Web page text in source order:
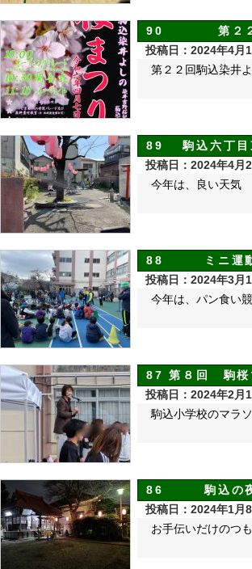
90 第２２
投稿日：2024年4月
第２２回駒込染井
89 駒込六丁目
投稿日：2024年4月2
今年は、良い天気
88 ミニ運動
投稿日：2024年3月
今年は、パン食い
87 第８回 駒桜
投稿日：2024年2月
駒込小学校のマラ
86 駒込の夜
投稿日：2024年1月8
お手伝いだけのつ